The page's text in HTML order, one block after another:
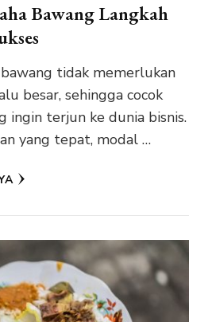
Bawang Langkah
tidak memerlukan
besar, sehingga cocok
ingin terjun ke dunia bisnis.
yang tepat, modal …